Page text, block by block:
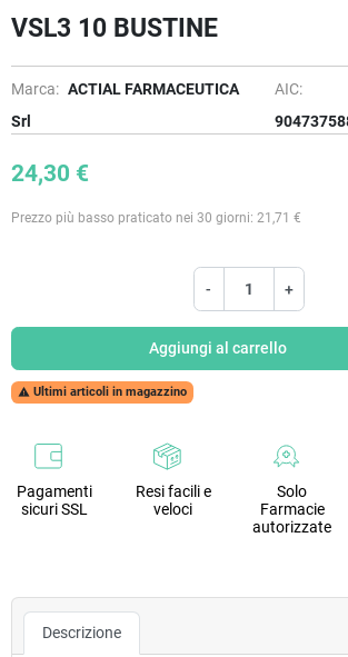
VSL3 10 BUSTINE
Marca: ACTIAL FARMACEUTICA
Srl
AIC:
24,30 €
Prezzo più basso praticato nei 30 giorni: 21,71 €
- +
Aggiungi al carrello
 Ultimi articoli in magazzino
Pagamenti
sicuri SSL
Resi facili e
veloci
Solo
Farmacie
autorizzate
Descrizione